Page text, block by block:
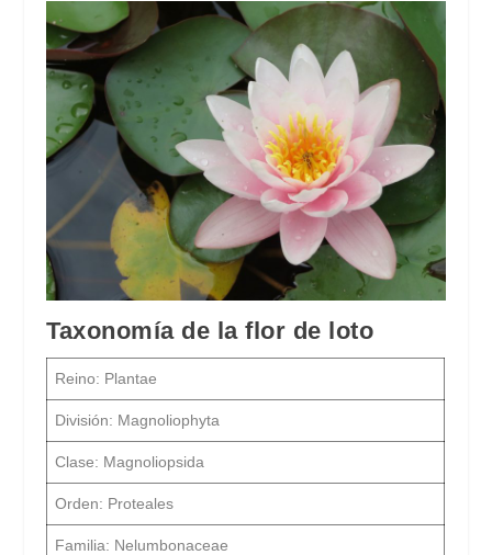
Taxonomía de la flor de loto
Reino: Plantae
División: Magnoliophyta
Clase: Magnoliopsida
Orden: Proteales
Familia: Nelumbonaceae